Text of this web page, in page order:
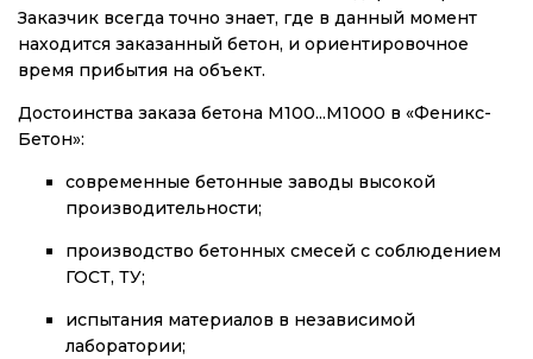
Заказчик всегда точно знает, где в данный момент
находится заказанный бетон, и ориентировочное
время прибытия на объект.
Достоинства заказа бетона М100...М1000 в «Феникс-
Бетон»:
современные бетонные заводы высокой
производительности;
производство бетонных смесей с соблюдением
ГОСТ, ТУ;
испытания материалов в независимой
лаборатории;